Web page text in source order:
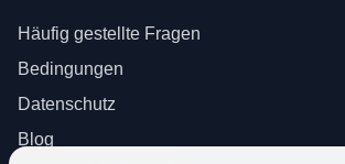
Häufig gestellte Fragen
Bedingungen
Datenschutz
Blog